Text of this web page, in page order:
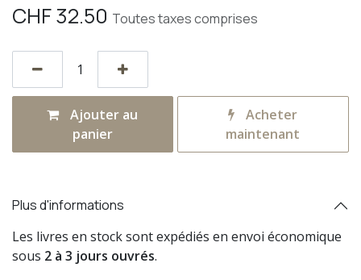
CHF32.50 Toutes taxes comprises
Ajouter au
panier
Acheter
maintenant
Plus d'informations
Les livres en stock sont expédiés en envoi économique
sous 2 à 3 jours ouvrés.